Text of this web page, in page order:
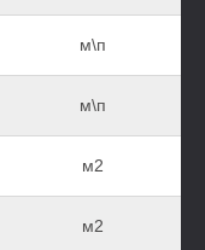
м\п
м\п
м2
м2